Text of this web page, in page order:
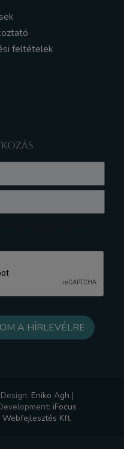
feltételek
Design: Eniko Agh |
iFocus
Webfejlesztés Kft.